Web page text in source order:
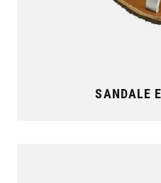
SANDALE